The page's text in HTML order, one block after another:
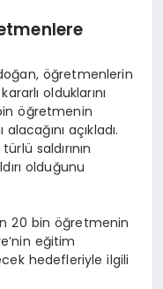
öğretmenlerin
olduklarını
öğretmenin
açıkladı.
saldırının
olduğunu
20 bin öğretmenin
eğitim
hedefleriyle ilgili